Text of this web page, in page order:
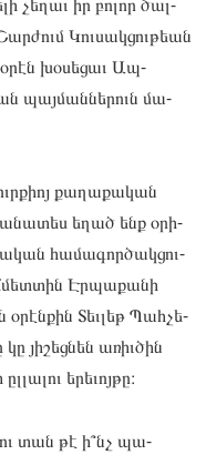
Կու­սակցու­թեան
խօ­սեցաւ Ապ­
պայ­մաննե­րուն մա­
քա­ղաքա­կան
եղած ենք օրի­
հա­մագոր­ծակցու­
Էր­պա­քանի
Տեւ­լեթ Պահ­չե­
յի­շեց­նեն առիւ­ծին
երե­ւոյ­թը։
տան թէ ի՞նչ պա­